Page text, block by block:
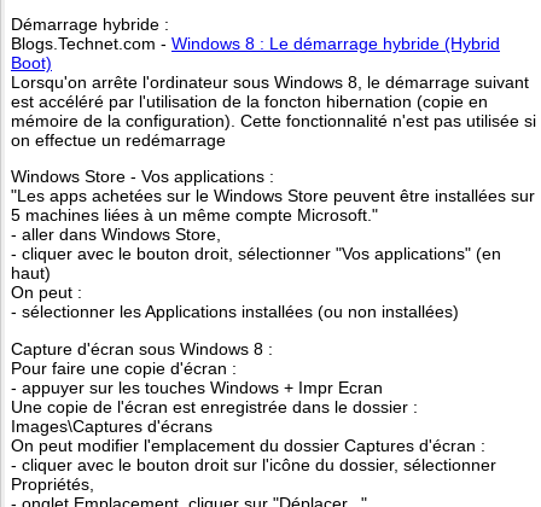
Démarrage hybride :
Blogs.Technet.com - Windows 8 : Le démarrage hybride (Hybrid
Boot)
Lorsqu'on arrête l'ordinateur sous Windows 8, le démarrage suivant
est accéléré par l'utilisation de la foncton hibernation (copie en
mémoire de la configuration). Cette fonctionnalité n'est pas utilisée si
on effectue un redémarrage
Windows Store - Vos applications :
"Les apps achetées sur le Windows Store peuvent être installées sur
5 machines liées à un même compte Microsoft."
- aller dans Windows Store,
- cliquer avec le bouton droit, sélectionner "Vos applications" (en
haut)
On peut :
- sélectionner les Applications installées (ou non installées)
Capture d'écran sous Windows 8 :
Pour faire une copie d'écran :
- appuyer sur les touches Windows + Impr Ecran
Une copie de l'écran est enregistrée dans le dossier :
Images\Captures d'écrans
On peut modifier l'emplacement du dossier Captures d'écran :
- cliquer avec le bouton droit sur l'icône du dossier, sélectionner
Propriétés,
- onglet Emplacement, cliquer sur "Déplacer..."